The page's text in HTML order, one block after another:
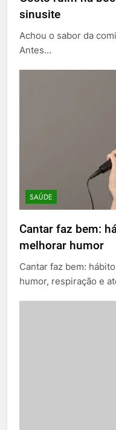
sinusite
Achou o sabor da
Antes…
SAÚDE
Cantar faz bem:
melhorar humor
Cantar faz bem:
humor, respiração e